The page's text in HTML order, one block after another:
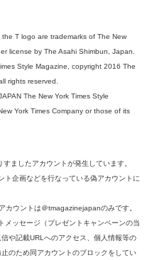
T logo are trademarks of The New
license by The Asahi Shimbun, Japan.
Style Magazine, copyright 2016 The
rights reserved.
The New York Times Style
York Times Company or those of its
ましたアカウントが発生しています。
ト企画などを行なっている偽アカウントに
カウントは＠tmagazinejapanのみです。
メッセージ（プレゼントキャンペーンの当
や記載URLへのアクセス、個人情報等の
のため同アカウントのブロックをしてい